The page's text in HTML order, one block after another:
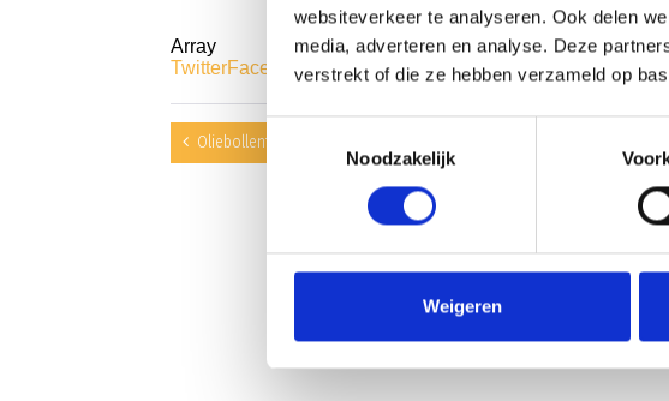
websiteverkeer te analyseren. Ook delen
media, adverteren en analyse. Deze
verstrekt of die ze hebben verzameld op
Noodzakelijk
Weigeren
Array
TwitterFacebookWhatsApp
Oliebollentoernooi sporthal De Bunders